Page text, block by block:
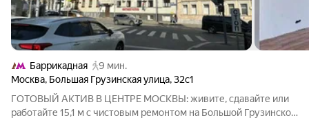
Баррикадная
9 мин.
Москва, Большая Грузинская улица,32с1
ГОТОВЫЙ АКТИВ В ЦЕНТРЕ МОСКВЫ: живите, сдавайте или
работайте 15,1 м с чистовым ремонтом на Большой Грузинской